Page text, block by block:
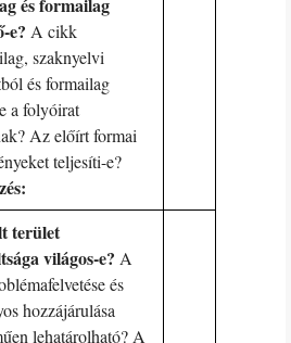
e? A cikk
szaknyelvi
és formailag
a folyóirat
Az előírt formai
teljesíti-e?
terület
világos-e? A
és
hozzájárulása
lehatárolható? A